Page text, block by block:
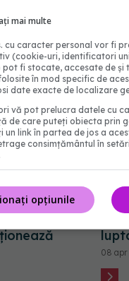
08 apr
mai multe
cu caracter personal vor fi
(cookie-uri, identificatori
fi stocate, accesate de și
în mod specific de
date exacte de localizare
vă pot prelucra datele cu
de care puteți obiecta prin
un link în partea de jos a
consimțământul în
opțiunile